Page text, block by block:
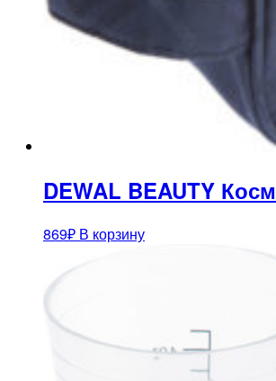
DEWAL BEAUTY
869₽ В корзину